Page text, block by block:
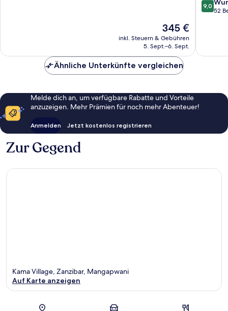
Der
Preis
beträgt
345 €
inkl. Steuern & Gebühren
5. Sept.–6. Sept.
-
von
9,0
52
Ähnliche Unterkünfte vergleichen
Melde dich an, um verfügbare Rabatte und Vorteile
anzuzeigen. Mehr Prämien für noch mehr Abenteuer!
Anmelden Jetzt kostenlos registrieren
Zur Gegend
Kama Village, Zanzibar, Mangapwani
Auf Karte anzeigen